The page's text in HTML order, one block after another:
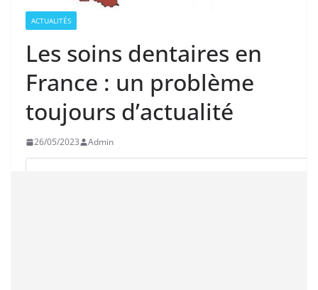
ACTUALITÉS
Les soins dentaires en
France : un problème
toujours d’actualité
26/05/2023 Admin